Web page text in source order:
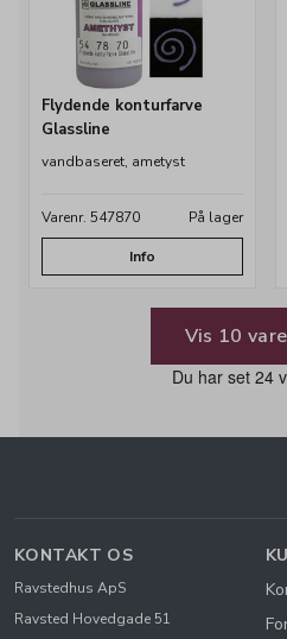
Flydende konturfarve
Glassline
vandbaseret, ametyst
Varenr. 547870 På lager
Info
Vis 10
Du har set 24
KONTAKT OS
Ravstedhus ApS
Ravsted Hovedgade 51